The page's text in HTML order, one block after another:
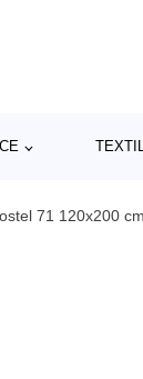
71 120x200